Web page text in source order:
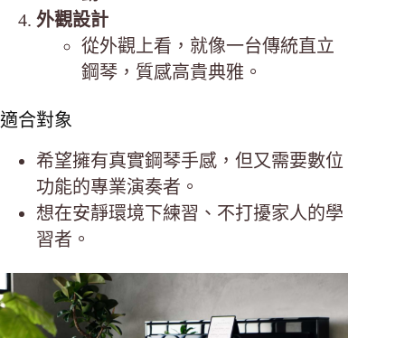
外觀設計
從外觀上看，就像一台傳統直立
鋼琴，質感高貴典雅。
適合對象
希望擁有真實鋼琴手感，但又需要數位
功能的專業演奏者。
想在安靜環境下練習、不打擾家人的學
習者。